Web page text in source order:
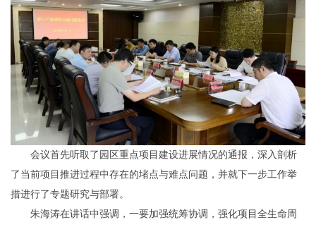
会议首先听取了园区重点项目建设进展情况的通报，深入剖析
了当前项目推进过程中存在的堵点与难点问题，并就下一步工作举
措进行了专题研究与部署。
朱海涛在讲话中强调，一要加强统筹协调，强化项目全生命周